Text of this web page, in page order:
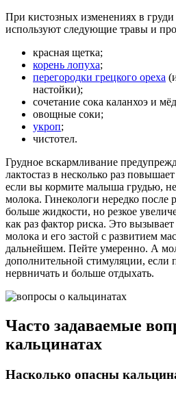
При кистозных изменениях в
используют следующие травы и
красная щетка;
корень лопуха;
перегородки грецкого ореха
настойки);
сочетание сока каланхоэ и
овощные соки;
укроп;
чистотел.
Грудное вскармливание
лактостаз в несколько раз
если вы кормите малыша грудью, не
молока. Гинекологи нередко после
больше жидкости, но резкое
как раз фактор риска. Это
молока и его застой с развитием
дальнейшем. Пейте умеренно. А
дополнительной стимуляции, если
нервничать и больше отдыхать.
Часто задаваемые
кальцинатах
Насколько опасны